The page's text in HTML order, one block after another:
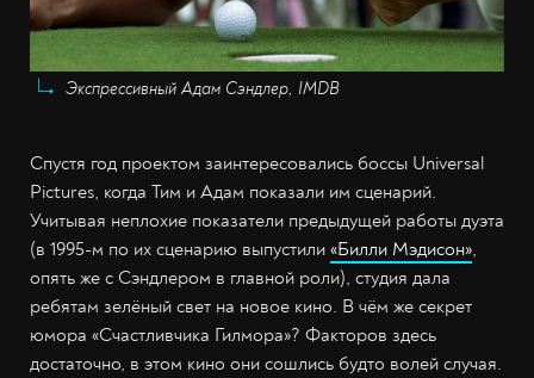
Экспрессивный Адам Сэндлер, IMDB
Спустя год проектом заинтересовались боссы Universal
Pictures, когда Тим и Адам показали им сценарий.
Учитывая неплохие показатели предыдущей работы дуэта
(в 1995-м по их сценарию выпустили «Билли Мэдисон»,
опять же с Сэндлером в главной роли), студия дала
ребятам зелёный свет на новое кино. В чём же секрет
юмора «Счастливчика Гилмора»? Факторов здесь
достаточно, в этом кино они сошлись будто волей случая.